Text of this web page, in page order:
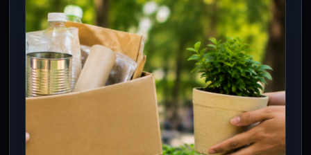
¿Paseas a tu perro con el celular?
Esta conducta podría costarte
hasta 4 mil 692 pesos en CDMX
8 Ago 2026
El uso del teléfono mientras se pasea a un
perro no está sancionado por sí mismo; la